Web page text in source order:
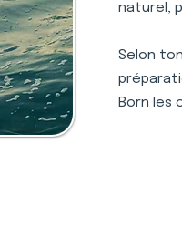
naturel,
Selon
Born les